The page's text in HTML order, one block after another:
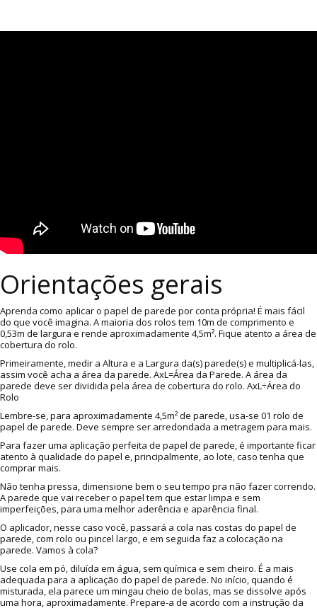
Orientações gerais
Aprenda como aplicar o papel de parede por conta própria! É mais fácil
do que você imagina. A maioria dos rolos tem 10m de comprimento e
0,53m de largura e rende aproximadamente 4,5m². Fique atento a área de
cobertura do rolo.
Primeiramente, medir a Altura e a Largura da(s) parede(s) e multiplicá-las,
assim você acha a área da parede. AxL=Área da Parede. A área da
parede deve ser dividida pela área de cobertura do rolo. AxL÷Área do
Rolo
Lembre-se, para aproximadamente 4,5m² de parede, usa-se 01 rolo de
papel de parede. Deve sempre ser arredondada a metragem para mais.
Para fazer uma aplicação perfeita de papel de parede, é importante ficar
atento à qualidade do papel e, principalmente, ao lote, caso tenha que
comprar mais.
Não tenha pressa, dimensione bem o seu tempo pra não fazer correndo.
A parede que vai receber o papel tem que estar limpa e sem
imperfeições, para uma melhor aderência e aparência final.
O aplicador, nesse caso você, passará a cola nas costas do papel de
parede, com rolo ou pincel largo, e em seguida faz a colocação na
parede. Vamos à cola?
Use cola em pó, diluída em água, sem química e sem cheiro. É a mais
adequada para a aplicação do papel de parede. No início, quando é
misturada, ela parece um mingau cheio de bolas, mas se dissolve após
uma hora, aproximadamente. Prepare-a de acordo com a instrução da